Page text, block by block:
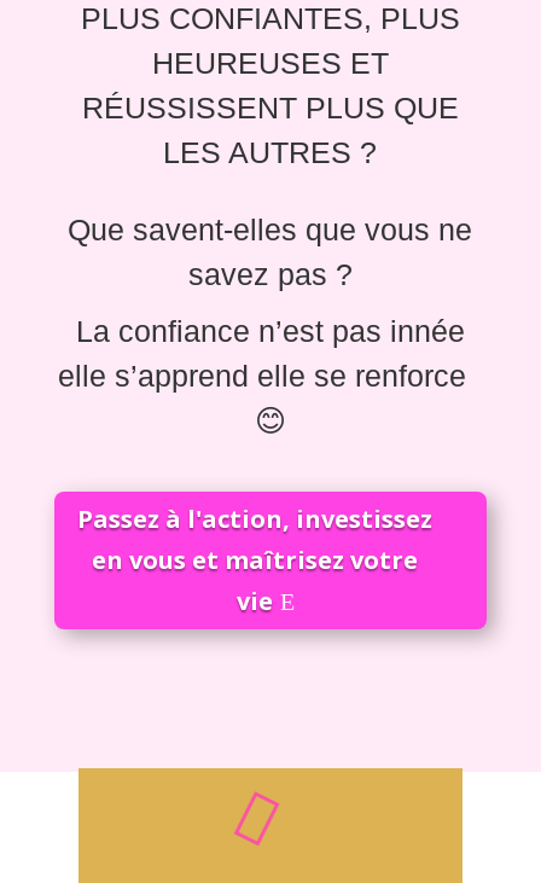
PLUS CONFIANTES, PLUS
HEUREUSES ET
RÉUSSISSENT PLUS QUE
LES AUTRES ?
Que savent-elles que vous ne
savez pas ?
La confiance n’est pas innée
elle s’apprend elle se renforce
😊
Passez à l'action, investissez
en vous et maîtrisez votre
vie
